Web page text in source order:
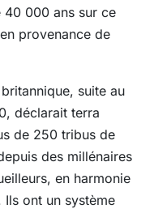
40 000 ans sur ce
provenance de
suite au
déclarait terra
de 250 tribus de
des millénaires
en harmonie
ont un système